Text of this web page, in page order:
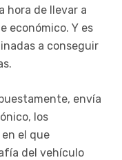
hora de llevar a
económico. Y es
a conseguir
envía
los
el que
del vehículo